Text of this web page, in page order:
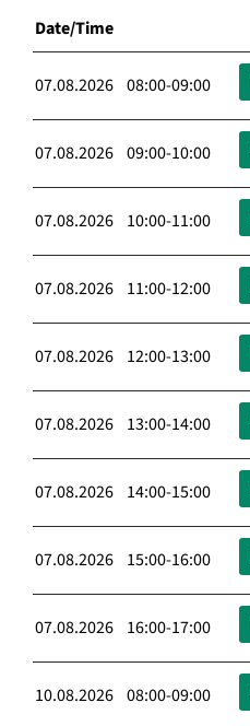
Date/Time
07.08.2026 08:00-09:00
07.08.2026 09:00-10:00
07.08.2026 10:00-11:00
07.08.2026 11:00-12:00
07.08.2026 12:00-13:00
07.08.2026 13:00-14:00
07.08.2026 14:00-15:00
07.08.2026 15:00-16:00
07.08.2026 16:00-17:00
10.08.2026 08:00-09:00